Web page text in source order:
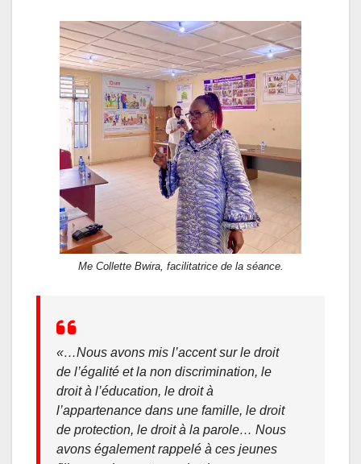
Me Collette Bwira, facilitatrice de la séance.
«…Nous avons mis l’accent sur le droit
de l’égalité et la non discrimination, le
droit à l’éducation, le droit à
l’appartenance dans une famille, le droit
de protection, le droit à la parole… Nous
avons également rappelé à ces jeunes